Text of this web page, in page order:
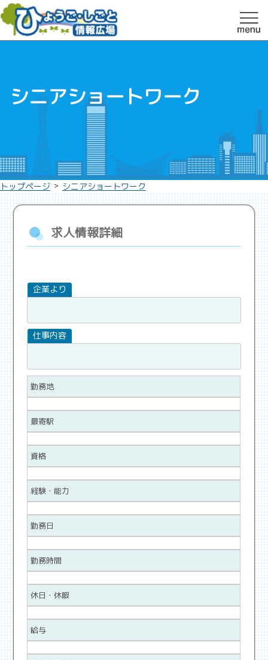
シニアショートワーク
トップページ > シニアショートワーク
求人情報詳細
勤務地
最寄駅
資格
経験・能力
勤務日
勤務時間
休日・休暇
給与